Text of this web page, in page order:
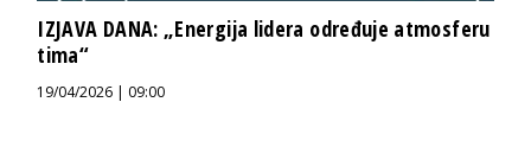
IZJAVA DANA: „Energija lidera određuje atmosferu
tima“
19/04/2026 | 09:00